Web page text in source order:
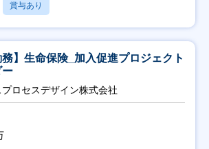
賞与あり
務】生命保険_加入促進プロジェクト
ー
ロセスデザイン株式会社